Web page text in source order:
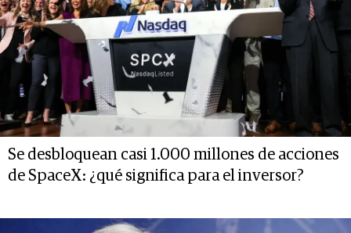
Se desbloquean casi 1.000 millones de acciones
de SpaceX: ¿qué significa para el inversor?